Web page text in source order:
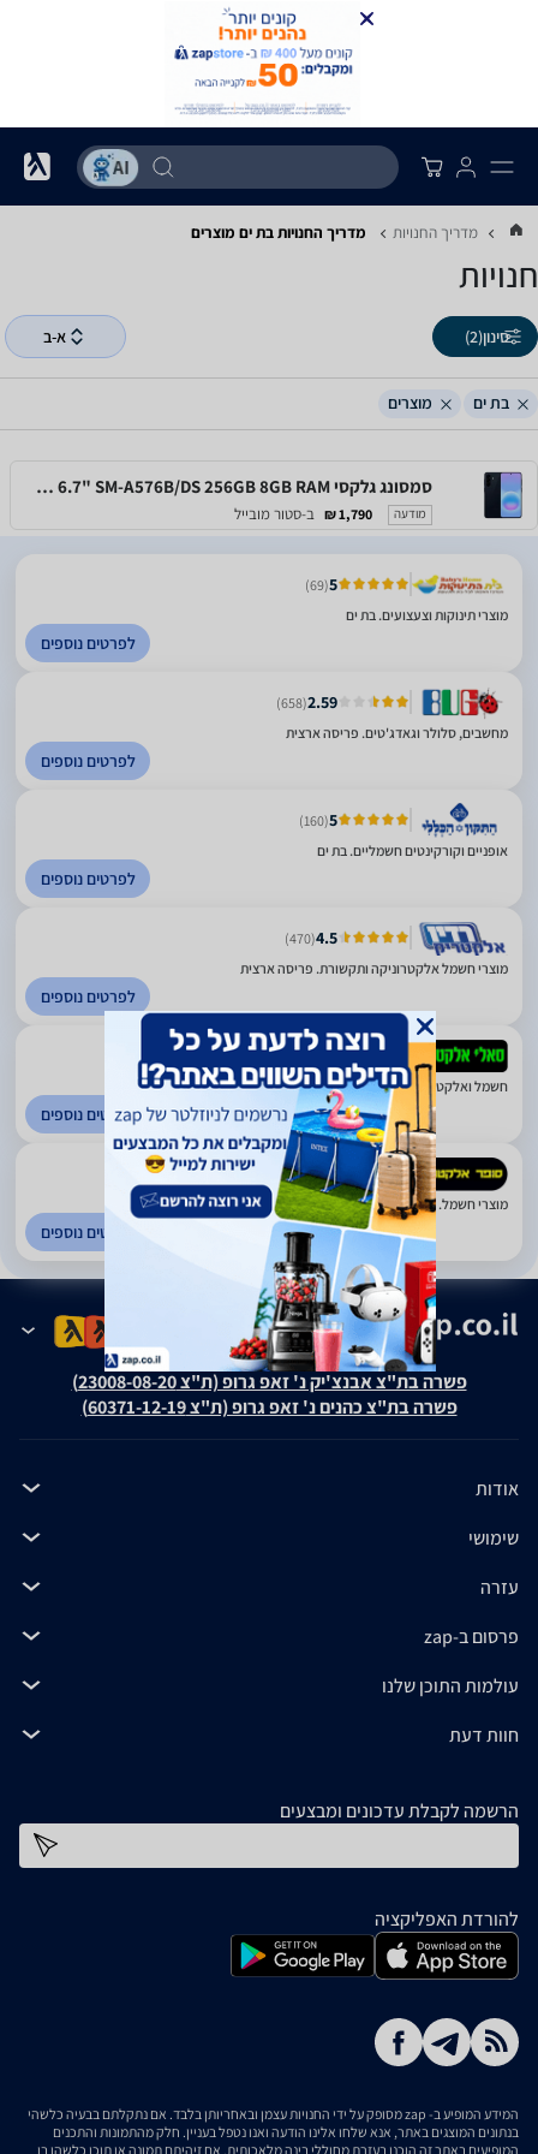
מדריך החנויות מדריך החנויות ‏בת ים ‏מוצרים
חנויות
סינון(2) א-ב
בת ים מוצרים
סמסונג גלקסי Samsung Galaxy A57 5G 6.7" SM-A576B/DS 256GB 8GB RAM
מודעה 1,790 ₪ ב-סטור מובייל
5
(69)
מוצרי תינוקות וצעצועים. בת ים
לפרטים נוספים
2.59
(658)
מחשבים, סלולר וגאדג'טים. פריסה ארצית
לפרטים נוספים
5
(160)
אופניים וקורקינטים חשמליים. בת ים
לפרטים נוספים
4.5
(470)
מוצרי חשמל אלקטרוניקה ותקשורת. פריסה ארצית
לפרטים נוספים
4.73
חשמל ואלקטרוניקה. בת ים
לפרטים נוספים
4.54
(549)
מוצרי חשמל. פריסה ארצית
לפרטים נוספים
פשרה בת"צ אבנצ'יק נ' זאפ גרופ (ת"צ 23008-08-20)
פשרה בת"צ כהנים נ' זאפ גרופ (ת"צ 60371-12-19)
אודות
שימושי
עזרה
פרסום ב-zap
עולמות התוכן שלנו
חוות דעת
הרשמה לקבלת עדכונים ומבצעים
להורדת האפליקציה
המידע המופיע ב- zap מסופק על ידי החנויות עצמן ובאחריותן בלבד. אם נתקלתם בבעיה כלשהי
בנתונים המוצגים באתר, אנא שלחו אלינו הודעה ואנו נטפל בעניין. חלק מהתמונות והתכנים
המופיעים באתר זה הוכנו בעזרת מחוללי בינה מלאכותית. אם זיהיתם תמונה או תוכן כלשהו בו